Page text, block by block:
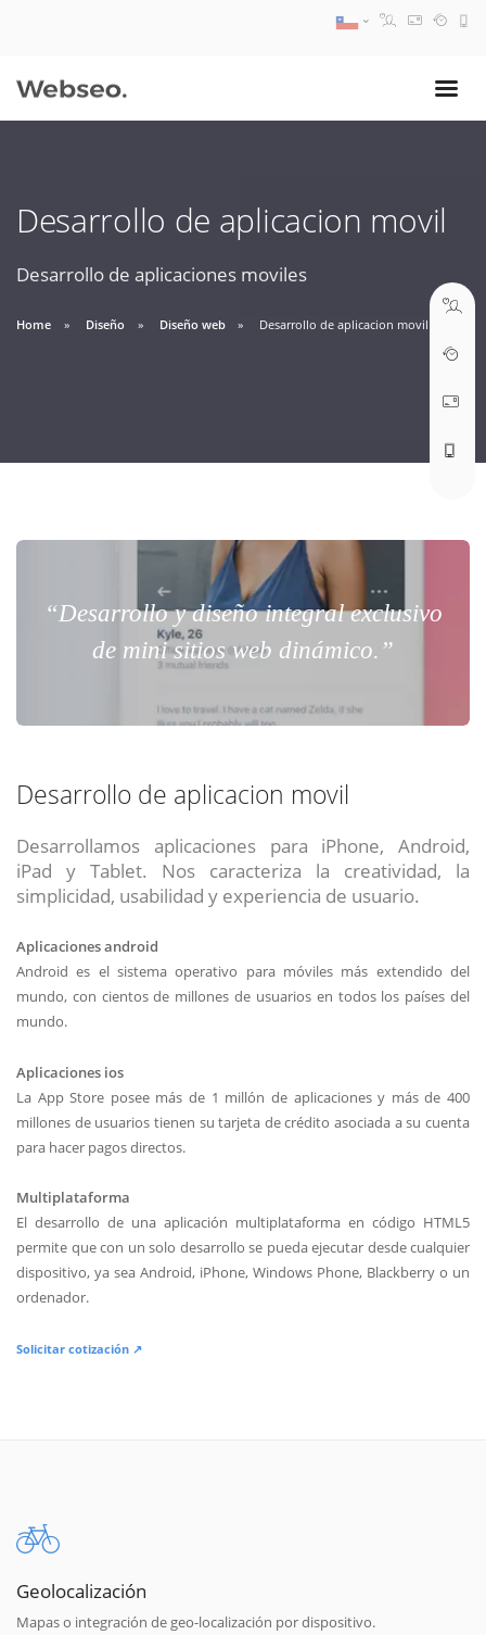
Desarrollo de aplicacion movil
Desarrollo de aplicaciones moviles
Home Diseño Diseño web Desarrollo de aplicacion movil
“Desarrollo y diseño integral exclusivo
de mini sitios web dinámico.”
Desarrollo de aplicacion movil
Desarrollamos aplicaciones para iPhone, Android,
iPad y Tablet. Nos caracteriza la creatividad, la
simplicidad, usabilidad y experiencia de usuario.
Aplicaciones android
Android es el sistema operativo para móviles más extendido del
mundo, con cientos de millones de usuarios en todos los países del
mundo.
Aplicaciones ios
La App Store posee más de 1 millón de aplicaciones y más de 400
millones de usuarios tienen su tarjeta de crédito asociada a su cuenta
para hacer pagos directos.
Multiplataforma
El desarrollo de una aplicación multiplataforma en código HTML5
permite que con un solo desarrollo se pueda ejecutar desde cualquier
dispositivo, ya sea Android, iPhone, Windows Phone, Blackberry o un
ordenador.
Solicitar cotización ↗
Geolocalización
Mapas o integración de geo-localización por dispositivo.
09:30 AM A 18:30 PM
soporte@webseo.cl